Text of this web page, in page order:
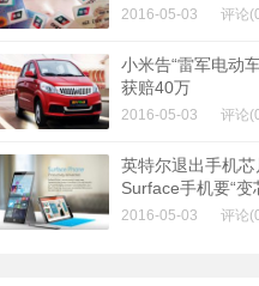
2016-05-03 评论
小米告“雷军电动
获赔40万
2016-05-03 评论
英特尔退出手机
Surface手机要“变
2016-05-03 评论